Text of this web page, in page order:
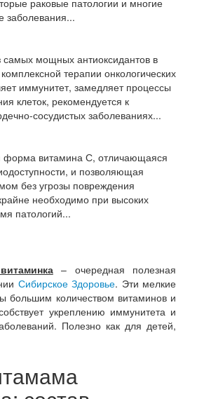
– очередная полезная
Сибирское Здоровье. Эти мелкие
большим количеством витаминов и
укреплению иммунитета и
Полезно как для детей,